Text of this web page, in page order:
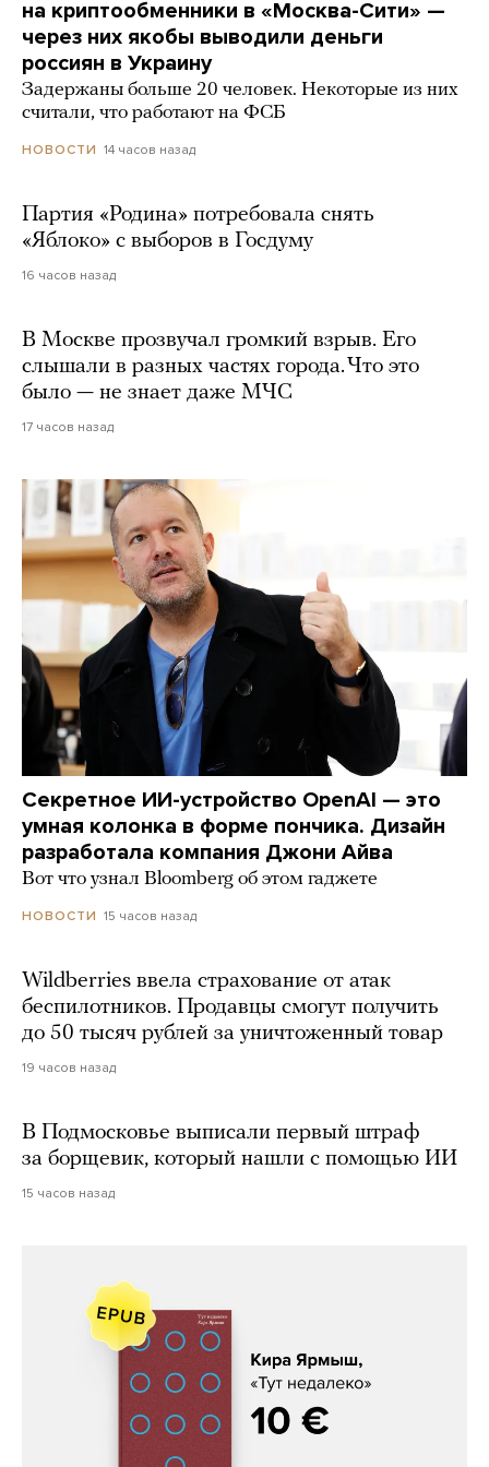
на криптообменники в «Москва-Сити» —
через них якобы выводили деньги
россиян в Украину
Задержаны больше 20 человек. Некоторые из них
считали, что работают на ФСБ
НОВОСТИ 14 часов назад
Партия «Родина» потребовала снять
«Яблоко» с выборов в Госдуму
16 часов назад
В Москве прозвучал громкий взрыв. Его
слышали в разных частях города. Что это
было — не знает даже МЧС
17 часов назад
Секретное ИИ-устройство OpenAI — это
умная колонка в форме пончика. Дизайн
разработала компания Джони Айва
Вот что узнал Bloomberg об этом гаджете
НОВОСТИ 15 часов назад
Wildberries ввела страхование от атак
беспилотников. Продавцы смогут получить
до 50 тысяч рублей за уничтоженный товар
19 часов назад
В Подмосковье выписали первый штраф
за борщевик, который нашли с помощью ИИ
15 часов назад